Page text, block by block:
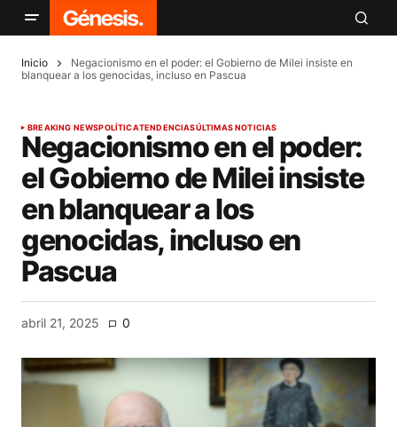
Inicio
Negacionismo en el poder: el Gobierno de Milei insiste en
blanquear a los genocidas, incluso en Pascua
BREAKING NEWSPOLÍTICATENDENCIASÚLTIMAS NOTICIAS
Negacionismo en el poder:
el Gobierno de Milei insiste
en blanquear a los
genocidas, incluso en
Pascua
abril 21, 2025 0